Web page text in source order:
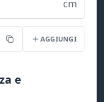
cm
Copia AGGIUNGI
e